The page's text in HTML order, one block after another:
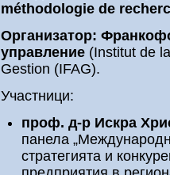
méthodologie de
Организатор:
управление (Institut de
Gestion (IFAG).
Участници:
проф. д-р Искра
панела
стратегията и